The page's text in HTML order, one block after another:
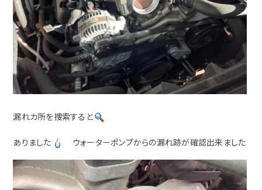
漏れカ所を捜索すると
ありました ウォーターポンプからの漏れ跡が確認出来ました